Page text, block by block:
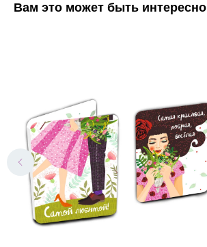
Вам это может быть интересно